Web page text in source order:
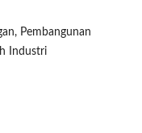
Pembangunan
Industri